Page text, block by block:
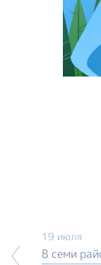
19 июля
В семи